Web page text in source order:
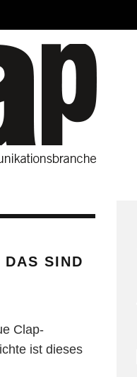
SIND
Clap-
ist dieses